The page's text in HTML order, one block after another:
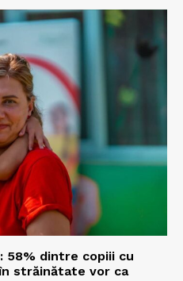
58% dintre copiii cu
străinătate vor ca